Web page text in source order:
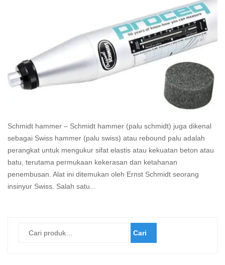
Schmidt hammer – Schmidt hammer (palu schmidt) juga dikenal
sebagai Swiss hammer (palu swiss) atau rebound palu adalah
perangkat untuk mengukur sifat elastis atau kekuatan beton atau
batu, terutama permukaan kekerasan dan ketahanan
penembusan. Alat ini ditemukan oleh Ernst Schmidt seorang
insinyur Swiss. Salah satu...
Cari